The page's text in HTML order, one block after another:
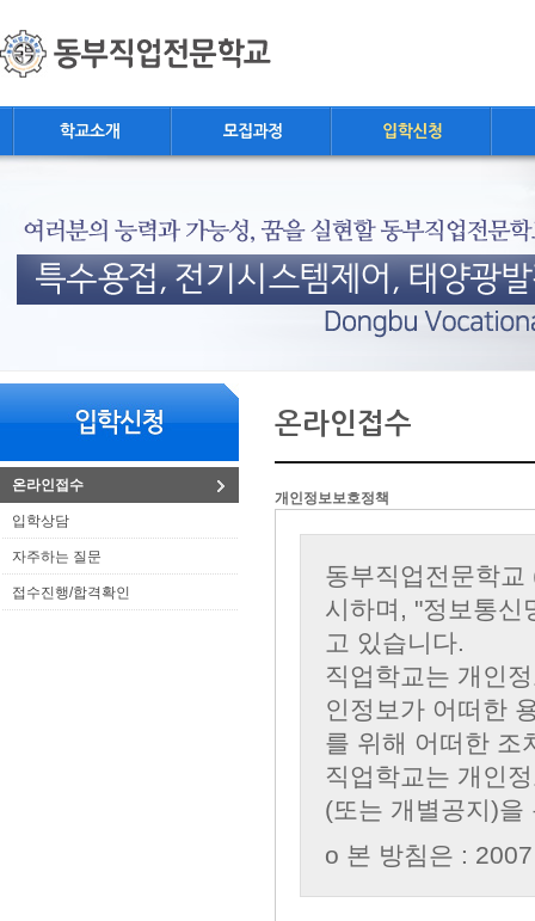
위
링
크
인
메
뉴
본
내
하
메
온라인접수
입학상담
자주하는 질문
접수진행/합격확인
링
본
온라인접수
개인정보보호정책